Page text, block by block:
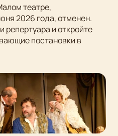
театре,
2026 года, отменен.
репертуара и откройте
постановки в